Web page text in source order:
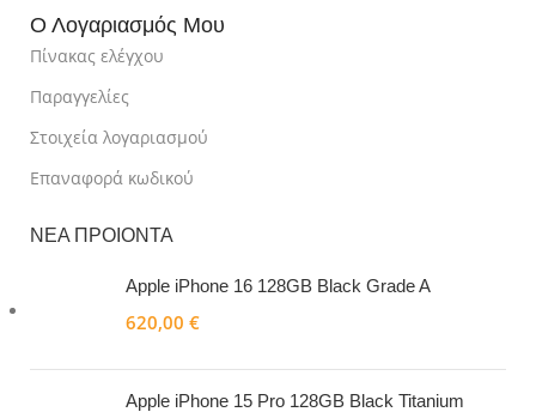
Ο Λογαριασμός Μου
Πίνακας ελέγχου
Παραγγελίες
Στοιχεία λογαριασμού
Επαναφορά κωδικού
ΝΕΑ ΠΡΟΙΟΝΤΑ
Apple iPhone 16 128GB Black Grade A
620,00 €
Apple iPhone 15 Pro 128GB Black Titanium